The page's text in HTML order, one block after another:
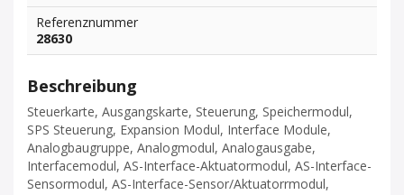
Referenznummer
28630
Beschreibung
Steuerkarte, Ausgangskarte, Steuerung, Speichermodul,
SPS Steuerung, Expansion Modul, Interface Module,
Analogbaugruppe, Analogmodul, Analogausgabe,
Interfacemodul, AS-Interface-Aktuatormodul, AS-Interface-
Sensormodul, AS-Interface-Sensor/Aktuatorrmodul,